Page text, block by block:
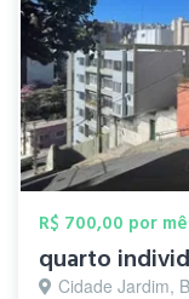
R$ 700,00 por
quarto
Cidade Jardim,